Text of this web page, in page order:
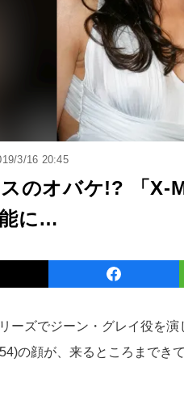
3/16 20:45
のオバケ!? 「X-
に…
ーズでジーン・グレイ役を
の顔が、来るところまでき